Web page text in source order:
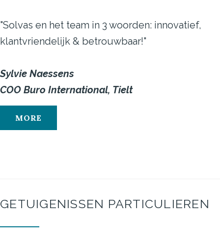
"Solvas en het team in 3 woorden: innovatief,
klantvriendelijk & betrouwbaar!"
Sylvie Naessens
COO Buro International, Tielt
MORE
GETUIGENISSEN PARTICULIEREN